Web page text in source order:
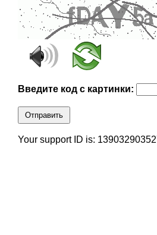
Введите код с картинки:
Отправить
Your support ID is: